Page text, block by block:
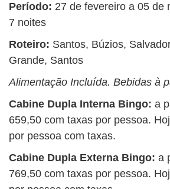
Período: 27 de fevereiro a 05 de
7 noites
Roteiro: Santos, Búzios,
Grande, Santos
Alimentação Incluída. Bebidas à
Cabine Dupla Interna Bingo: a
659,50 com taxas por pessoa.
por pessoa com taxas.
Cabine Dupla Externa Bingo: a
769,50 com taxas por pessoa.